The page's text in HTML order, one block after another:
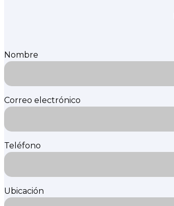
Nombre
Correo electrónico
Teléfono
Ubicación